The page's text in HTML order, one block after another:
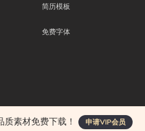
简历模板
免费字体
APP设计、平面素材、ppt模板、网页设计
质素材免费下载！ 申请VIP会员